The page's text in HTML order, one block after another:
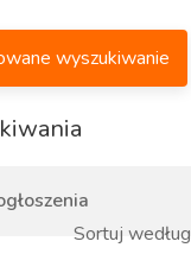
wyszukiwanie
Sortuj według